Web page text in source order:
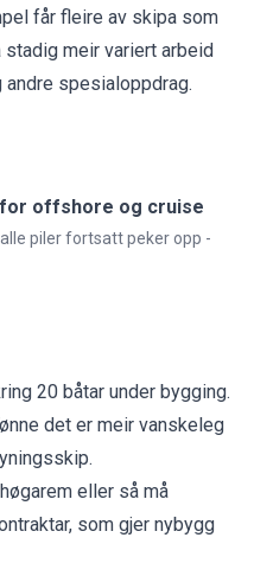
får fleire av skipa som
meir variert arbeid
spesialoppdrag.
offshore og cruise
piler fortsatt peker opp -
20 båtar under bygging.
det er meir vanskeleg
eller så må
som gjer nybygg